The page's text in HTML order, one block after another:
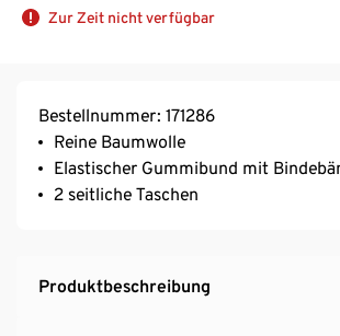
Zur Zeit nicht verfügbar
Bestellnummer: 171286
Reine Baumwolle
Elastischer Gummibund mit
2 seitliche Taschen
Produktbeschreibung